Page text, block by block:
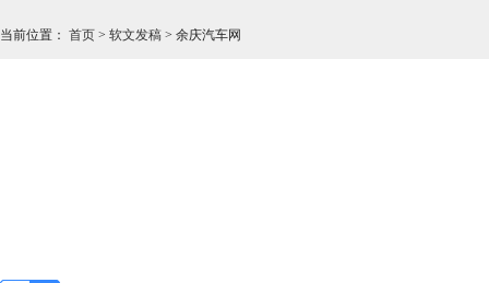
当前位置 ： 首页 > 软文发稿 > 余庆汽车网